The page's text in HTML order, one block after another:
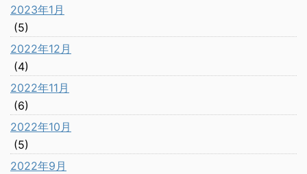
2023年1月
(5)
2022年12月
(4)
2022年11月
(6)
2022年10月
(5)
2022年9月